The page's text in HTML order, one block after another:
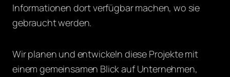
Informationen dort verfügbar machen, wo sie
gebraucht werden.
Wir planen und entwickeln diese Projekte mit
einem gemeinsamen Blick auf Unternehmen,